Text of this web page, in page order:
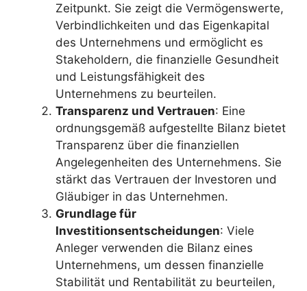
Zeitpunkt. Sie zeigt die Vermögenswerte,
Verbindlichkeiten und das Eigenkapital
des Unternehmens und ermöglicht es
Stakeholdern, die finanzielle Gesundheit
und Leistungsfähigkeit des
Unternehmens zu beurteilen.
Transparenz und Vertrauen: Eine
ordnungsgemäß aufgestellte Bilanz bietet
Transparenz über die finanziellen
Angelegenheiten des Unternehmens. Sie
stärkt das Vertrauen der Investoren und
Gläubiger in das Unternehmen.
Grundlage für
Investitionsentscheidungen: Viele
Anleger verwenden die Bilanz eines
Unternehmens, um dessen finanzielle
Stabilität und Rentabilität zu beurteilen,